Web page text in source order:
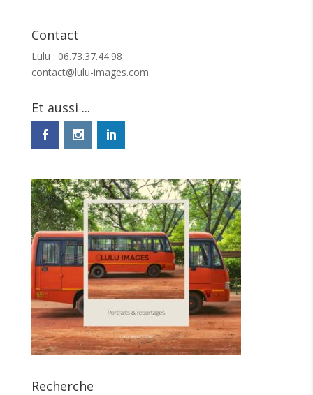
Contact
Lulu : 06.73.37.44.98
contact@lulu-images.com
Et aussi ...
Recherche